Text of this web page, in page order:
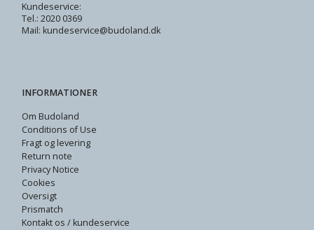
Kundeservice:
Tel.: 2020 0369
Mail: kundeservice@budoland.dk
INFORMATIONER
Om Budoland
Conditions of Use
Fragt og levering
Return note
Privacy Notice
Cookies
Oversigt
Prismatch
Kontakt os / kundeservice